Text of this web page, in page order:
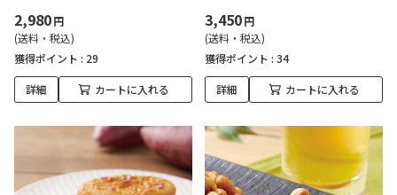
2,980円
(送料・税込)
獲得ポイント : 29
詳細 カートに入れる
3,450円
(送料・税込)
獲得ポイント : 34
詳細 カートに入れる